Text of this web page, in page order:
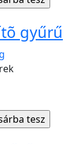
gyűrű